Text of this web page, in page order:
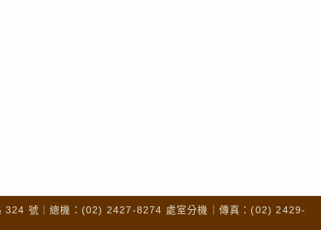
號｜總機：(02) 2427-8274 處室分機｜傳真：(02) 2429-